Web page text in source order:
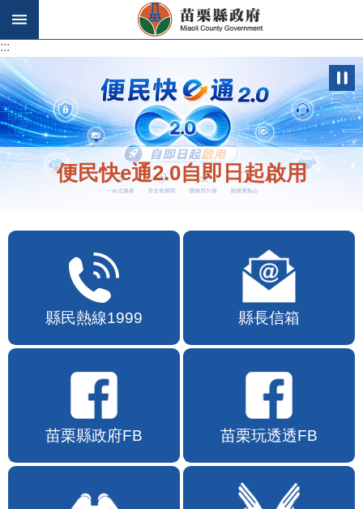
跳到主要內容區塊
:::
:::
便民快e通2.0自即日起啟用
縣民熱線1999 縣長信箱
苗栗縣政府FB 苗栗玩透透FB